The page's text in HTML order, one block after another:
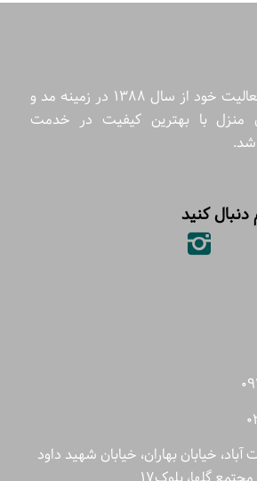
قلم فلزی با شروع فعالیت خود از سال 1388 در زمینه مد و
منزل با بهترین کیفیت در خدمت
دنبال کنید
خیابان بهاران، خیابان شهید داود